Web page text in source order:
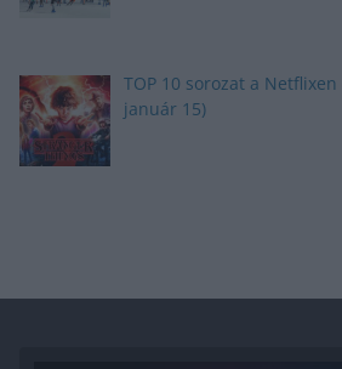
TOP 10 sorozat a
január 15)